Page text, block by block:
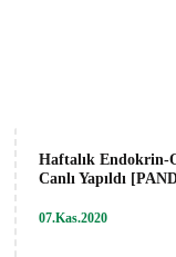
Haftalık Endokrin-
Canlı Yapıldı
07.Kas.2020